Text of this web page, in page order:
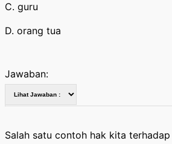
C. guru
D. orang tua
Jawaban:
Salah satu contoh hak kita